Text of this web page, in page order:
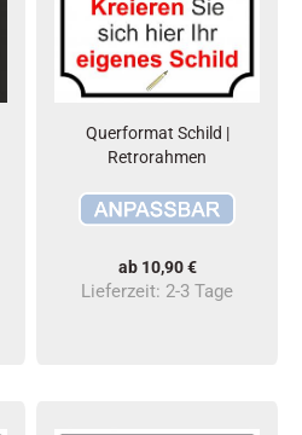
Querformat Schild |
Retrorahmen
ab 10,90 €
Lieferzeit: 2-3 Tage